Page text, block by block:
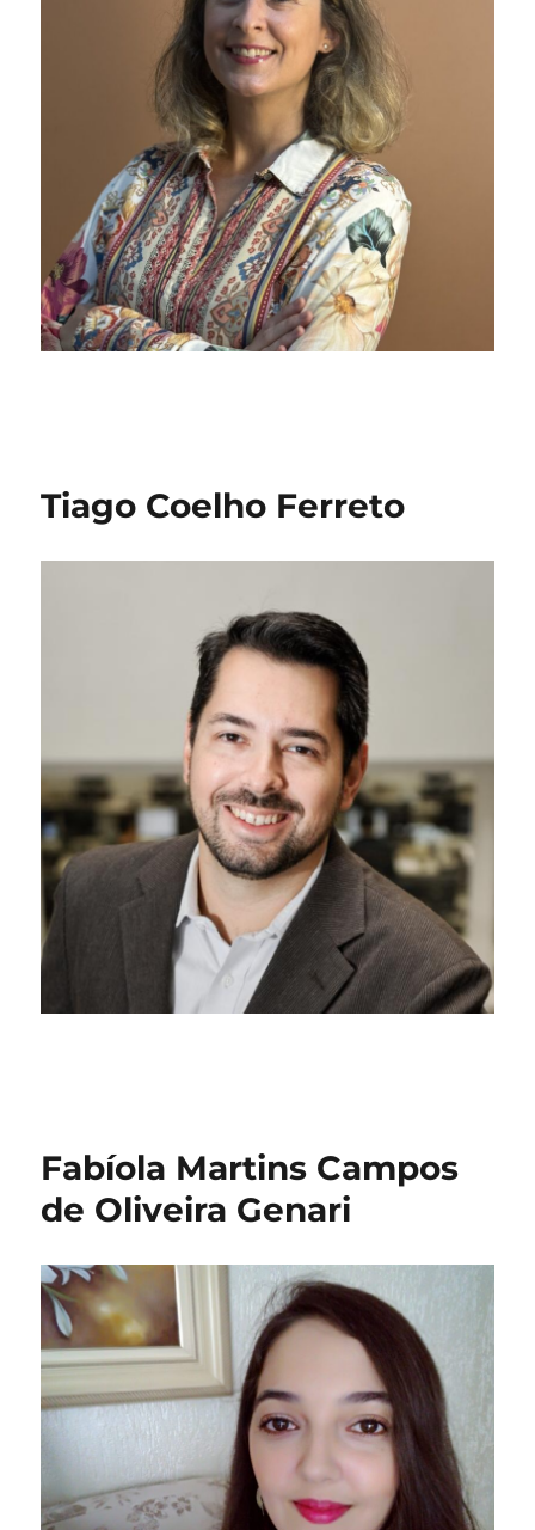
Tiago Coelho Ferreto
Fabíola Martins Campos
de Oliveira Genari